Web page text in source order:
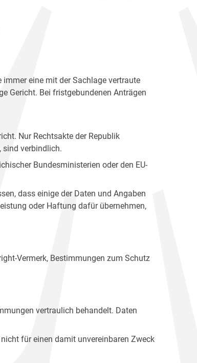
eine mit der Sachlage vertraute
Gericht. Bei fristgebundenen Anträgen
Nur Rechtsakte der Republik
sind verbindlich.
Bundesministerien oder den EU-
dass einige der Daten und Angaben
oder Haftung dafür übernehmen,
Vermerk, Bestimmungen zum Schutz
vertraulich behandelt. Daten
für einen damit unvereinbaren Zweck